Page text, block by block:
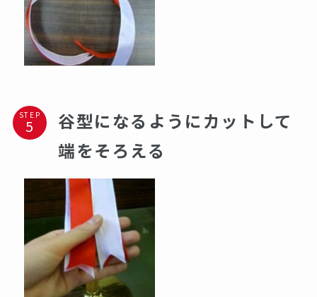
STEP
谷型になるようにカットして
端をそろえる